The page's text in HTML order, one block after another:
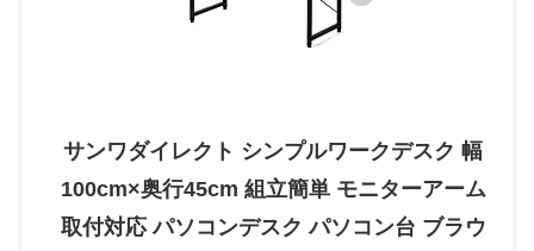
サンワダイレクト シンプルワークデスク 幅
100cm×奥行45cm 組立簡単 モニターアーム
取付対応 パソコンデスク パソコン台 ブラウ